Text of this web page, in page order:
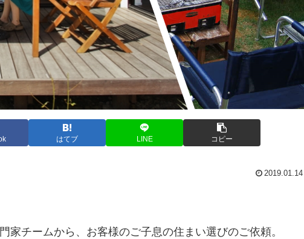
はてブ LINE コピー
2019.01.14
家チームから、お客様のご子息の住まい選びのご依頼。